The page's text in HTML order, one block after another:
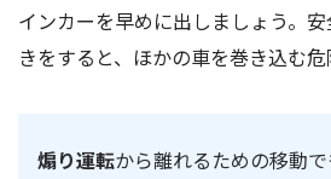
インカーを早めに出しましょう。
きをすると、ほかの車を巻き込む危
煽り運転から離れるための移動